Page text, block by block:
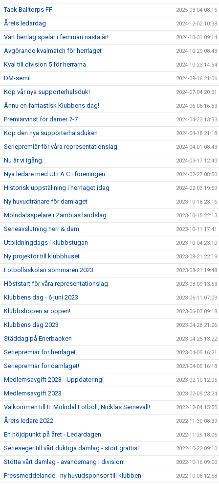
Tack Balltorps FF 2025-03-04 08:15
Årets ledardag 2024-12-02 10:38
Vårt herrlag spelar i femman nästa år! 2024-10-31 09:14
Avgörande kvalmatch för herrlaget 2024-10-29 08:43
Kval till division 5 för herrarna 2024-10-23 14:54
DM-semi! 2024-09-16 21:06
Köp vår nya supporterhalsduk! 2024-07-04 20:31
Ännu en fantastisk Klubbens dag! 2024-06-06 16:53
Premiärvinst för damer 7-7 2024-04-23 13:33
Köp den nya supporterhalsduken 2024-04-18 21:18
Seriepremiär för våra representationslag 2024-04-01 08:43
Nu är vi igång. 2024-03-17 12:40
Nya ledare med UEFA C i föreningen 2024-02-27 08:50
Historisk uppställning i herrlaget idag 2024-02-03 19:59
Ny huvudtränare för damlaget 2023-10-18 23:16
Mölndalsspelare i Zambias landslag 2023-10-15 22:13
Serieavslutning herr & dam 2023-10-11 17:41
Utbildningdags i klubbstugan 2023-10-04 23:10
Ny projektor till klubbhuset 2023-08-21 22:19
Fotbollsskolan sommaren 2023 2023-08-21 19:48
Höststart för våra representationslag 2023-08-09 13:53
Klubbens dag - 6 juni 2023 2023-06-11 07:09
Klubbshopen är öppen! 2023-06-07 09:18
Klubbens dag 2023 2023-04-28 21:26
Städdag på Enerbacken 2023-04-25 13:22
Seriepremiär för herrlaget. 2023-04-05 16:21
Seriepremiär för damlaget! 2023-04-05 16:18
Medlemsavgift 2023 - Uppdatering! 2023-02-10 12:05
Medlemsavgift 2023 2023-02-09 23:24
Välkommen till IF Mölndal Fotboll, Nicklas Sernevall! 2022-12-04 15:55
Årets ledare 2022 2022-11-30 08:39
En höjdpunkt på året - Ledardagen 2022-11-29 18:06
Serieseger till vårt duktiga damlag - stort grattis! 2022-10-22 09:10
Stötta vårt damlag - avancemang i division! 2022-10-16 09:00
Pressmeddelande - ny huvudsponsor till klubben 2022-10-06 12:58